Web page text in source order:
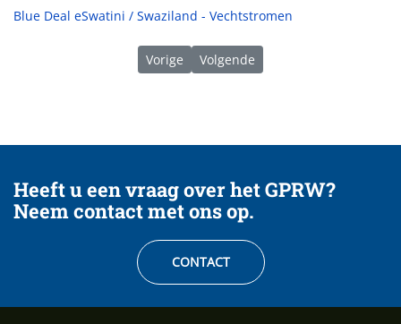
Blue Deal eSwatini / Swaziland - Vechtstromen
Vorig artikel: 05/2023 | Verlenging GPRW
Vorige Volgende artikel: 01/2023 | Het
Volgende
Heeft u een vraag over het GPRW?
Neem contact met ons op.
CONTACT